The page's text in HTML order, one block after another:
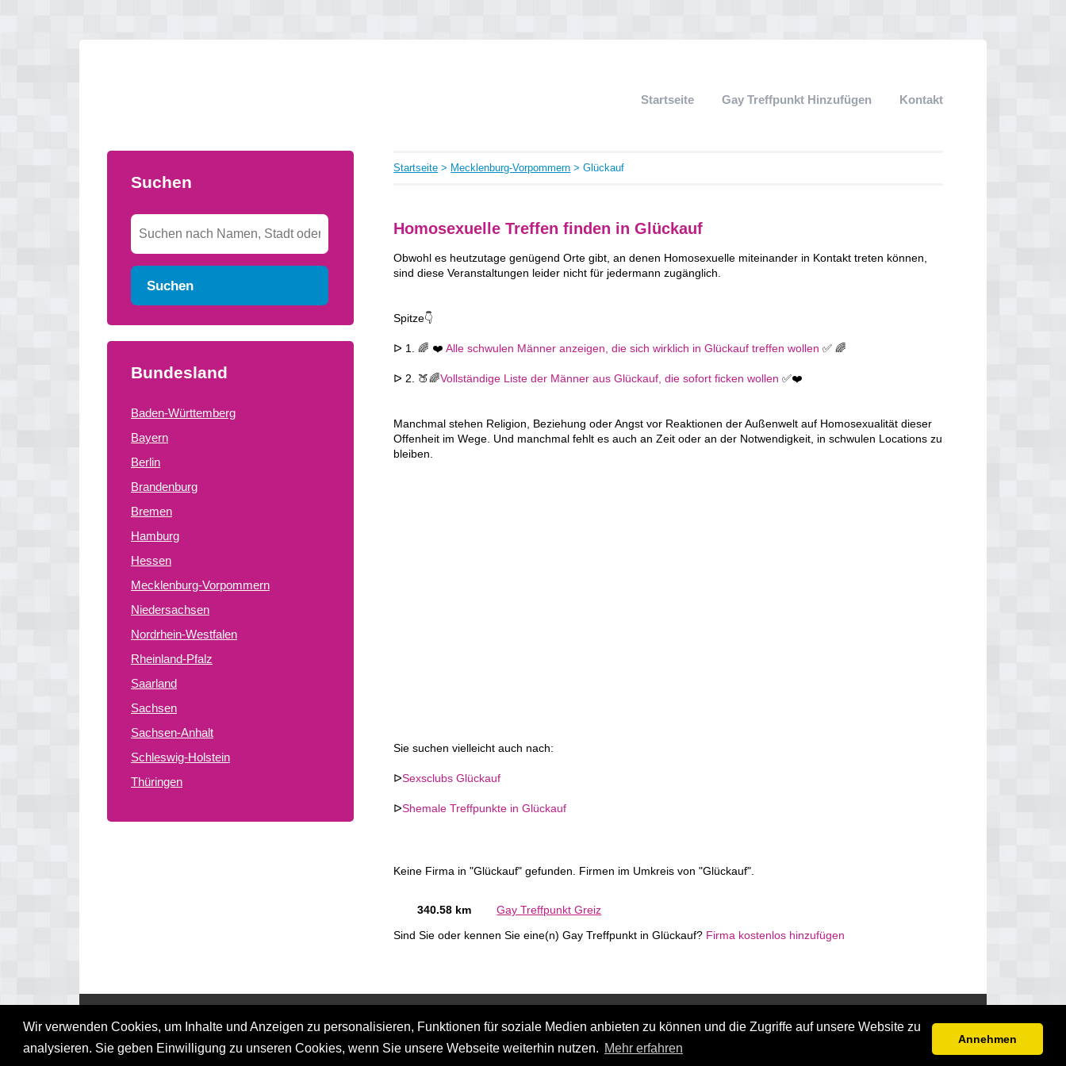
Wir verwenden Cookies, um Inhalte und Anzeigen zu personalisieren, Funktionen für soziale Medien anbieten zu können und die Zugriffe auf unsere Website zu
analysieren. Sie geben Einwilligung zu unseren Cookies, wenn Sie unsere Webseite weiterhin nutzen. Mehr erfahren
Annehmen
Startseite Gay Treffpunkt Hinzufügen Kontakt
Suchen
Suchen
Bundesland
Baden-Württemberg
Bayern
Berlin
Brandenburg
Bremen
Hamburg
Hessen
Mecklenburg-Vorpommern
Niedersachsen
Nordrhein-Westfalen
Rheinland-Pfalz
Saarland
Sachsen
Sachsen-Anhalt
Schleswig-Holstein
Thüringen
Startseite > Mecklenburg-Vorpommern > Glückauf
Homosexuelle Treffen finden in Glückauf
Obwohl es heutzutage genügend Orte gibt, an denen Homosexuelle miteinander in Kontakt treten können,
sind diese Veranstaltungen leider nicht für jedermann zugänglich.
Spitze👇
ᐅ 1. 🌈 ❤️Alle schwulen Männer anzeigen, die sich wirklich in Glückauf treffen wollen ✅ 🌈
ᐅ 2. 🍑🌈Vollständige Liste der Männer aus Glückauf, die sofort ficken wollen ✅❤️
Manchmal stehen Religion, Beziehung oder Angst vor Reaktionen der Außenwelt auf Homosexualität dieser
Offenheit im Wege. Und manchmal fehlt es auch an Zeit oder an der Notwendigkeit, in schwulen Locations zu
bleiben.
Sie suchen vielleicht auch nach:
ᐅSexsclubs Glückauf
ᐅShemale Treffpunkte in Glückauf
Keine Firma in "Glückauf" gefunden. Firmen im Umkreis von "Glückauf".
340.58 km Gay Treffpunkt Greiz
Sind Sie oder kennen Sie eine(n) Gay Treffpunkt in Glückauf? Firma kostenlos hinzufügen